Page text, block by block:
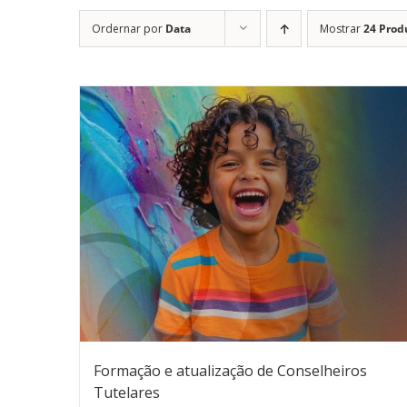
Ordernar por Data Mostrar24
Formação e atualização de Conselheiros
Tutelares